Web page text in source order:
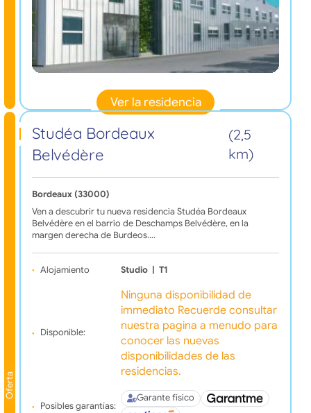
Ver la residencia
Oferta
Studéa Bordeaux
Belvédère
(2,5
km)
Bordeaux (33000)
Ven a descubrir tu nueva residencia Studéa Bordeaux
Belvédère en el barrio de Deschamps Belvédère, en la
margen derecha de Burdeos.…
Alojamiento Studio | T1
Disponible:
Ninguna disponibilidad de
immediato Recuerde consultar
nuestra pagina a menudo para
conocer las nuevas
disponibilidades de las
residencias.
Posibles garantías:
Garante físico